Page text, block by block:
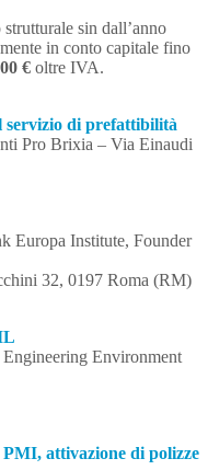
sin dall’anno
in conto capitale fino
€ oltre IVA.
servizio di prefattibilità
Pro Brixia – Via Einaudi
Europa Institute, Founder
32, 0197 Roma (RM)
Environment
attivazione di polizze